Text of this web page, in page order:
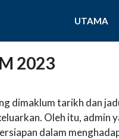
UTAMA
2023
dimaklum tarikh dan
Oleh itu, admin
dalam